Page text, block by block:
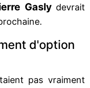
Gaslydevrait
d'option
pas vraiment